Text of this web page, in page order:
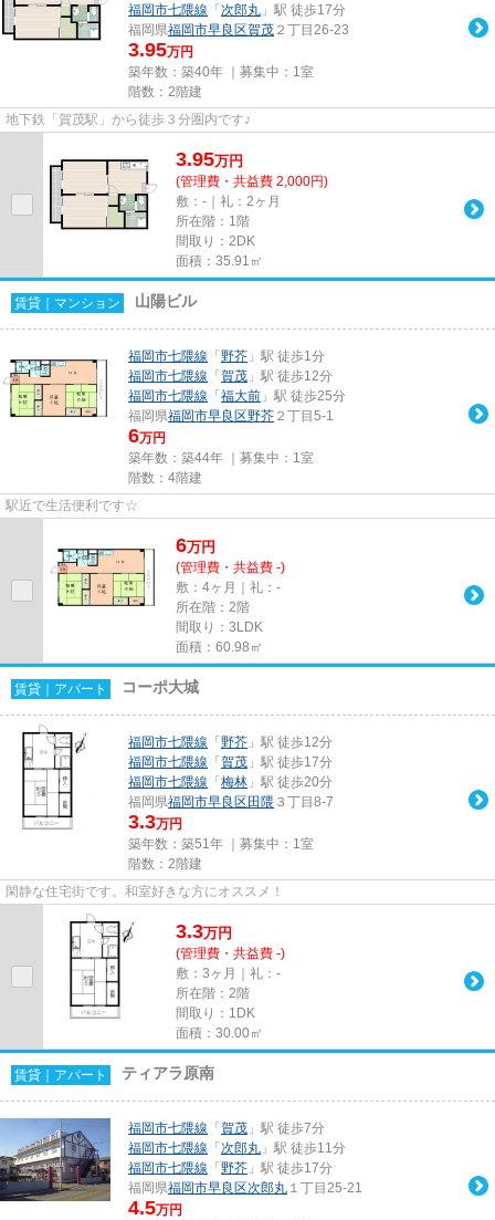
福岡市七隈線 「 次郎丸 」駅 徒歩17分
福岡県福岡市早良区賀茂 ２丁目26-23
3.95万円
築年数：築40年 ｜募集中： 1室
階数：2階建
地下鉄「賀茂駅」から徒歩３分圏内です♪
3.95万円
(管理費・共益費 2,000円)
敷：-｜礼：2ヶ月
所在階：1階
間取り：2DK
面積：35.91㎡
賃貸｜マンション 山陽ビル
福岡市七隈線 「 野芥 」駅 徒歩1分
福岡市七隈線 「 賀茂 」駅 徒歩12分
福岡市七隈線 「 福大前 」駅 徒歩25分
福岡県福岡市早良区野芥 ２丁目5-1
6万円
築年数：築44年 ｜募集中： 1室
階数：4階建
駅近で生活便利です☆
6万円
(管理費・共益費 -)
敷：4ヶ月｜礼：-
所在階：2階
間取り：3LDK
面積：60.98㎡
賃貸｜アパート コーポ大城
福岡市七隈線 「 野芥 」駅 徒歩12分
福岡市七隈線 「 賀茂 」駅 徒歩17分
福岡市七隈線 「 梅林 」駅 徒歩20分
福岡県福岡市早良区 田隈 ３丁目8-7
3.3万円
築年数：築51年 ｜募集中： 1室
階数：2階建
閑静な住宅街です。和室好きな方にオススメ！
3.3万円
(管理費・共益費 -)
敷：3ヶ月｜礼：-
所在階：2階
間取り：1DK
面積：30.00㎡
賃貸｜アパート ティアラ原南
福岡市七隈線 「 賀茂 」駅 徒歩7分
福岡市七隈線 「 次郎丸 」駅 徒歩11分
福岡市七隈線 「 野芥 」駅 徒歩17分
福岡県福岡市早良区次郎丸 １丁目25-21
4.5万円